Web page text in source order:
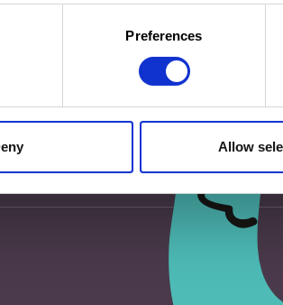
Preferences
Allow